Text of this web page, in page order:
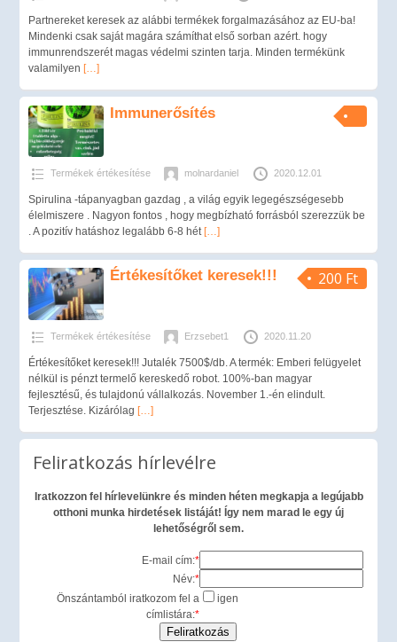
Partnereket keresek az alábbi termékek forgalmazásához az EU-ba!
Mindenki csak saját magára számíthat első sorban azért. hogy
immunrendszerét magas védelmi szinten tarja. Minden termékünk
valamilyen […]
Immunerősítés
Termékek értékesítése molnardaniel 2020.12.01
Spirulina -tápanyagban gazdag , a világ egyik legegészségesebb
élelmiszere . Nagyon fontos , hogy megbízható forrásból szerezzük be
. A pozitív hatáshoz legalább 6-8 hét […]
200 Ft
Értékesítőket keresek!!!
Termékek értékesítése Erzsebet1 2020.11.20
Értékesítőket keresek!!! Jutalék 7500$/db. A termék: Emberi felügyelet
nélkül is pénzt termelő kereskedő robot. 100%-ban magyar
fejlesztésű, és tulajdonú vállalkozás. November 1.-én elindult.
Terjesztése. Kizárólag […]
Feliratkozás hírlevélre
Iratkozzon fel hírlevelünkre és minden héten megkapja a legújabb
otthoni munka hirdetések listáját! Így nem marad le egy új
lehetőségről sem.
E-mail cím:*
Név:*
Önszántamból iratkozom fel a
címlistára:*
igen